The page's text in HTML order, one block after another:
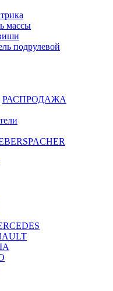
массы
подрулевой
РАСПРОДАЖА